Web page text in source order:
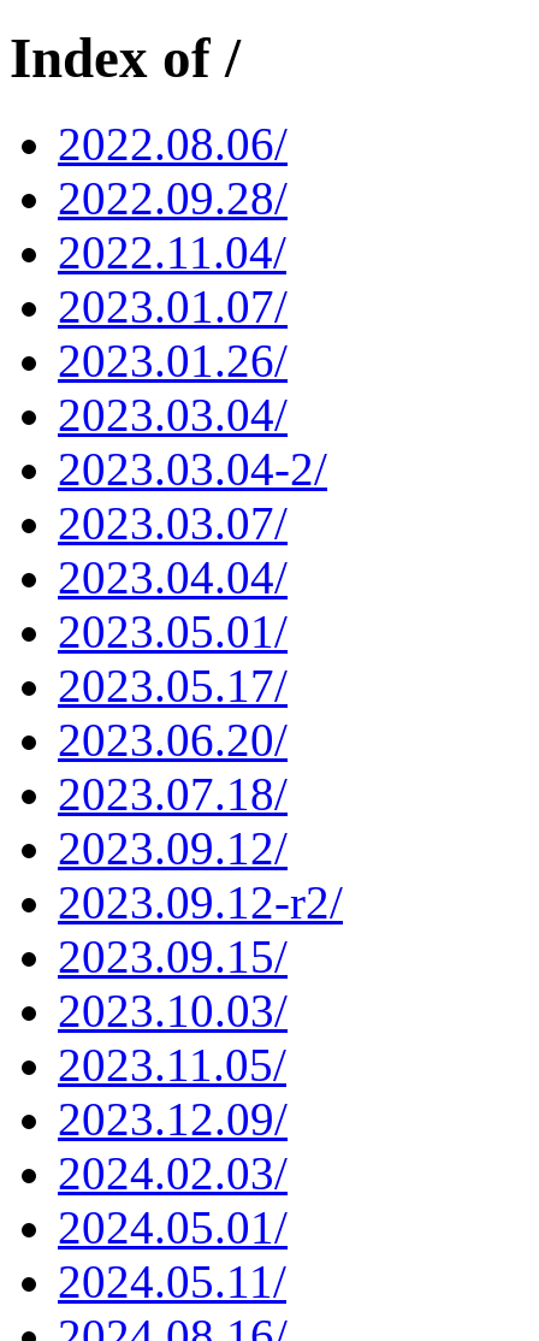
Index of /
2022.08.06/
2022.09.28/
2022.11.04/
2023.01.07/
2023.01.26/
2023.03.04/
2023.03.04-2/
2023.03.07/
2023.04.04/
2023.05.01/
2023.05.17/
2023.06.20/
2023.07.18/
2023.09.12/
2023.09.12-r2/
2023.09.15/
2023.10.03/
2023.11.05/
2023.12.09/
2024.02.03/
2024.05.01/
2024.05.11/